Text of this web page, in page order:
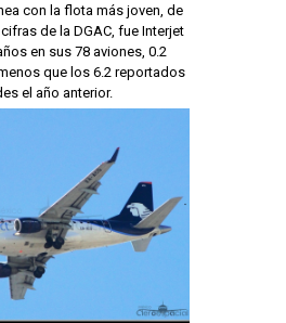
con la flota más joven, de
de la DGAC, fue Interjet
en sus 78 aviones, 0.2
que los 6.2 reportados
el año anterior.